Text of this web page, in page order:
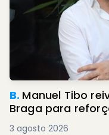
B. Manuel Tibo
Braga para
3 agosto 2026